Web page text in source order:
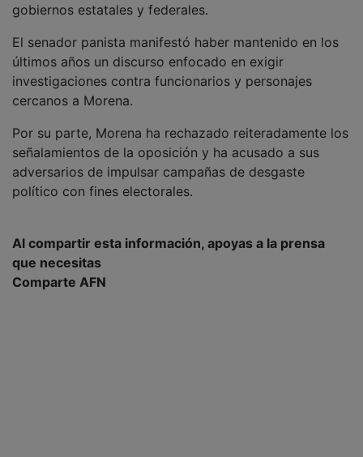
gobiernos estatales y federales.
El senador panista manifestó haber mantenido en los
últimos años un discurso enfocado en exigir
investigaciones contra funcionarios y personajes
cercanos a Morena.
Por su parte, Morena ha rechazado reiteradamente los
señalamientos de la oposición y ha acusado a sus
adversarios de impulsar campañas de desgaste
político con fines electorales.
Al compartir esta información, apoyas a la prensa
que necesitas
Comparte AFN